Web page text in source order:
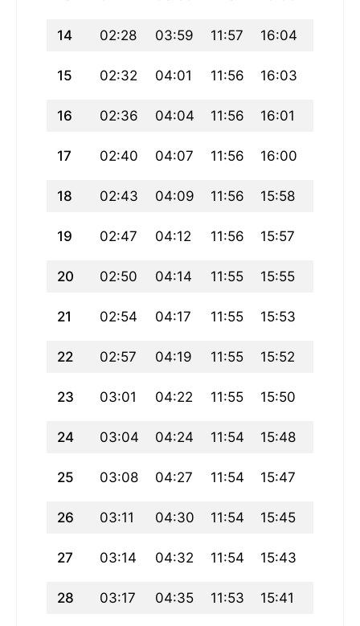
14 02:28 03:59 11:57 16:04
15 02:32 04:01 11:56 16:03
16 02:36 04:04 11:56 16:01
17 02:40 04:07 11:56 16:00
18 02:43 04:09 11:56 15:58
19 02:47 04:12 11:56 15:57
20 02:50 04:14 11:55 15:55
21 02:54 04:17 11:55 15:53
22 02:57 04:19 11:55 15:52
23 03:01 04:22 11:55 15:50
24 03:04 04:24 11:54 15:48
25 03:08 04:27 11:54 15:47
26 03:11 04:30 11:54 15:45
27 03:14 04:32 11:54 15:43
28 03:17 04:35 11:53 15:41